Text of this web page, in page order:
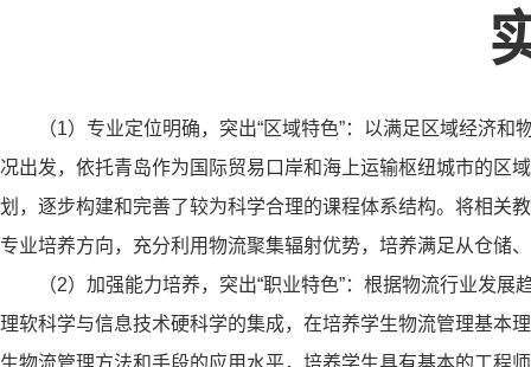
（1）专业定位明确，突出“区域特色”：以满足区域经济
况出发，依托青岛作为国际贸易口岸和海上运输枢纽城市的区
划，逐步构建和完善了较为科学合理的课程体系结构。将相关
专业培养方向，充分利用物流聚集辐射优势，培养满足从仓储
（2）加强能力培养，突出“职业特色”：根据物流行业发
理软科学与信息技术硬科学的集成，在培养学生物流管理基本
生物流管理方法和手段的应用水平，培养学生具有基本的工程